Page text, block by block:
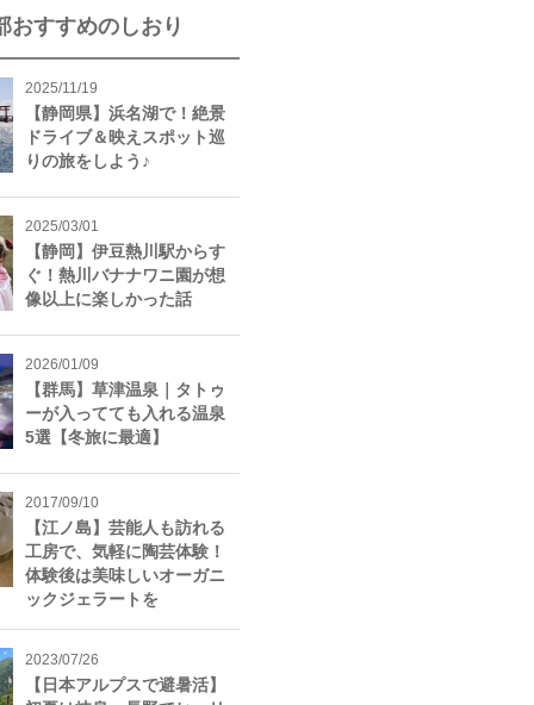
おすすめのしおり
2025/11/19
【静岡県】浜名湖で！絶景
ドライブ＆映えスポット巡
りの旅をしよう♪
2025/03/01
【静岡】伊豆熱川駅からす
ぐ！熱川バナナワニ園が想
像以上に楽しかった話
2026/01/09
【群馬】草津温泉｜タトゥ
ーが入ってても入れる温泉
5選【冬旅に最適】
2017/09/10
【江ノ島】芸能人も訪れる
工房で、気軽に陶芸体験！
体験後は美味しいオーガニ
ックジェラートを
2023/07/26
【日本アルプスで避暑活】